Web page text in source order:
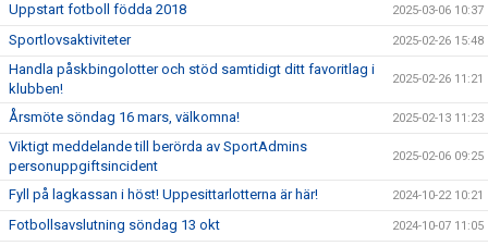
Uppstart fotboll födda 2018 2025-03-06 10:37
Sportlovsaktiviteter 2025-02-26 15:48
Handla påskbingolotter och stöd samtidigt ditt favoritlag i
klubben!
2025-02-26 11:21
Årsmöte söndag 16 mars, välkomna! 2025-02-13 11:23
Viktigt meddelande till berörda av SportAdmins
personuppgiftsincident
2025-02-06 09:25
Fyll på lagkassan i höst! Uppesittarlotterna är här! 2024-10-22 10:21
Fotbollsavslutning söndag 13 okt 2024-10-07 11:05